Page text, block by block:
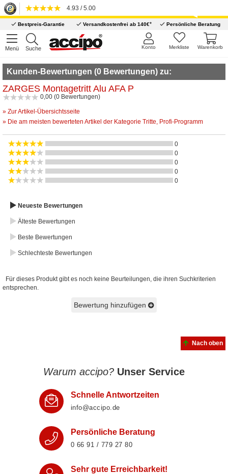
4.93 / 5.00
Bestpreis-Garantie Versandkostenfrei ab 140€* Persönliche Beratung
Menü Suche Warenkorb
Merkliste
Konto
Kunden-Bewertungen (0 Bewertungen) zu:
ZARGES Montagetritt Alu AFA P
0,00 (0 Bewertungen)
» Zur Artikel-Übersichtsseite
» Die am meisten bewerteten Artikel der Kategorie Tritte, Profi-Programm
0
0
0
0
0
Neueste Bewertungen
Älteste Bewertungen
Beste Bewertungen
Schlechteste Bewertungen
Für dieses Produkt gibt es noch keine Beurteilungen, die ihren Suchkriterien
entsprechen.
Bewertung hinzufügen
Nach oben
Warum accipo? Unser Service
Schnelle Antwortzeiten
info@accipo.de
Persönliche Beratung
0 66 91 / 779 27 80
Sehr gute Erreichbarkeit!